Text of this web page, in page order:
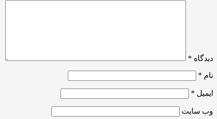
دیدگاه *
نام *
ایمیل *
وب‌ سایت